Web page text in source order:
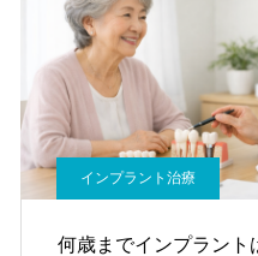
インプラント治療
何歳までインプラント